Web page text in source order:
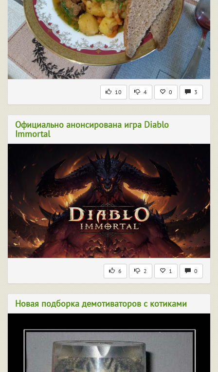
10 4 0 3
Официально анонсирована игра Diablo
Immortal
6 2 1 0
Новая подборка демотиваторов с котиками